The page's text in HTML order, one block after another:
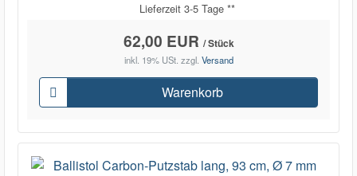
Lieferzeit 3-5 Tage **
62,00 EUR / Stück
inkl. 19% USt. zzgl. Versand
Warenkorb